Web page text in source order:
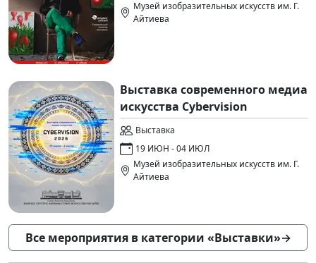
Музей изобразительных искусств им. Г.
Айтиева
Выставка современного медиа
искусства Cybervision
Выставка
19 ИЮН - 04 ИЮЛ
Музей изобразительных искусств им. Г.
Айтиева
Все мероприятия в категории «Выставки»→